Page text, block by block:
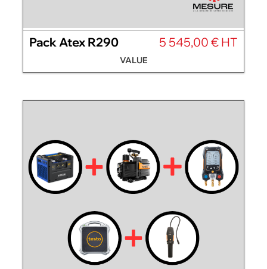
Pack Atex R290 5 545,00 € HT
VALUE